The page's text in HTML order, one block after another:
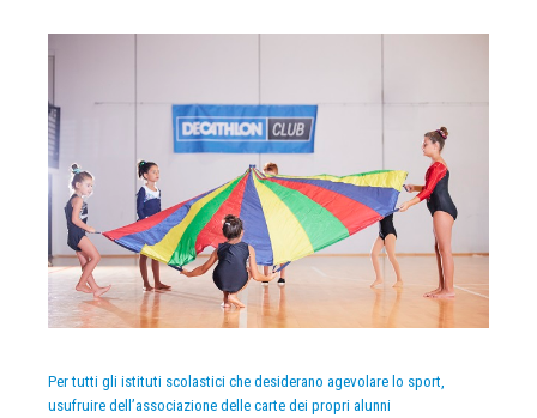
Per tutti gli istituti scolastici che desiderano agevolare lo sport,
usufruire dell’associazione delle carte dei propri alunni